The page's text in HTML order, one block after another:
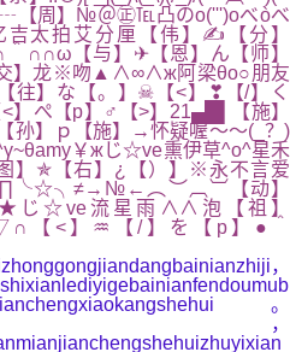
┄【周】№＠㊣℡凸のo(''')oべòべ
太拍艾分厘【伟】✍【分】
＾∩∩ω【与】✈【恩】ん【师】
龙※吻▲∧∞∧ж阿梁θo○朋友
】な【。】☠【<】❣【/】く
ぺ【p】♂【>】21▄█▌【施】
孙】ｐ【施】→怀疑喔～～(_？)
￥жじ☆ve熏伊草^o^星禾
】✯【右】¿【）】※永不言爱
∏╰☆╮≠→№←︵︶︹︺【动】
じ☆ve流星雨∧∧泡【祖】
<】♒【/】を【p】●＾
，
。
，